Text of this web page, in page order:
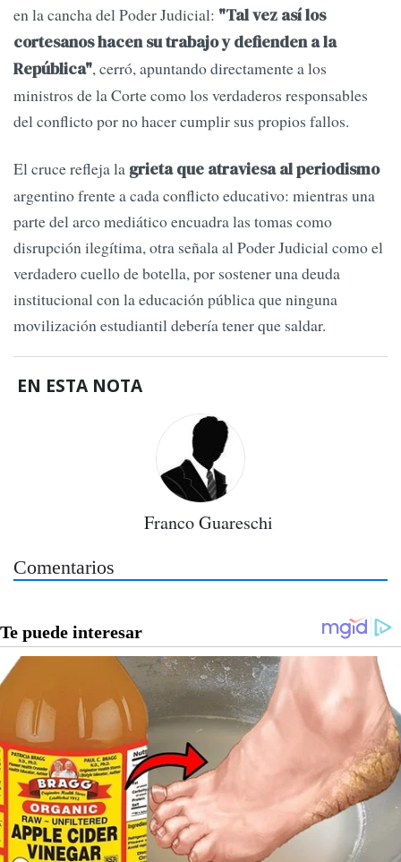
en la cancha del Poder Judicial: "Tal vez así los
cortesanos hacen su trabajo y defienden a la
República", cerró, apuntando directamente a los
ministros de la Corte como los verdaderos responsables
del conflicto por no hacer cumplir sus propios fallos.
El cruce refleja la grieta que atraviesa al periodismo
argentino frente a cada conflicto educativo: mientras una
parte del arco mediático encuadra las tomas como
disrupción ilegítima, otra señala al Poder Judicial como el
verdadero cuello de botella, por sostener una deuda
institucional con la educación pública que ninguna
movilización estudiantil debería tener que saldar.
EN ESTA NOTA
Franco Guareschi
Comentarios